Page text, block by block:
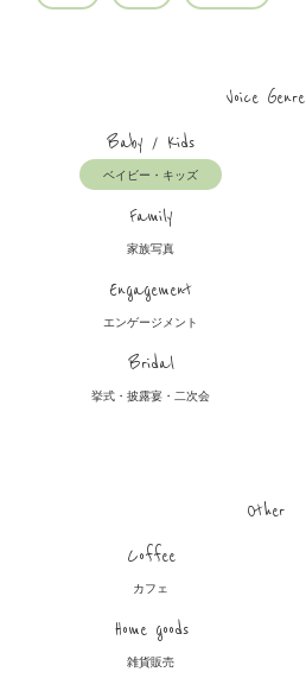
Voice Genre
Baby / Kids
ベイビー・キッズ
Family
家族写真
Engagement
エンゲージメント
Bridal
挙式・披露宴・二次会
Other
Coffee
カフェ
Home goods
雑貨販売